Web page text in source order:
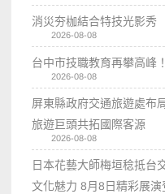
消災夯枷結合特技光影
2026-08-08
台中市技職教育再攀高峰
2026-08-08
屏東縣政府交通旅遊處布
旅遊巨頭共拓國際客源
2026-08-08
日本花藝大師梅垣稔抵
文化魅力 8月8日精彩展演